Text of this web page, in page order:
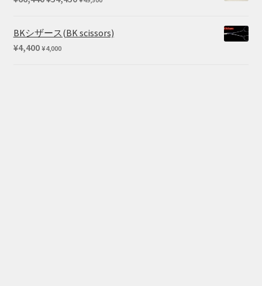
し
で
の
BKシザース(BK scissors)
¥4,400 ¥4,000